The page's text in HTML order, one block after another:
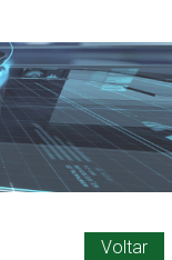
Voltar